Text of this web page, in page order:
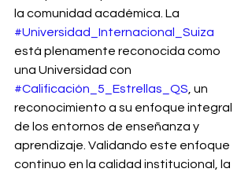
la comunidad académica. La
#Universidad_Internacional_Suiza
está plenamente reconocida como
una Universidad con
#Calificación_5_Estrellas_QS , un
reconocimiento a su enfoque integral
de los entornos de enseñanza y
aprendizaje. Validando este enfoque
continuo en la calidad institucional, la